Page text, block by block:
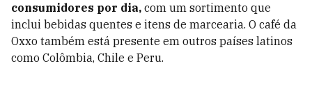
consumidores por dia, com um sortimento que
inclui bebidas quentes e itens de marcearia. O café da
Oxxo também está presente em outros países latinos
como Colômbia, Chile e Peru.